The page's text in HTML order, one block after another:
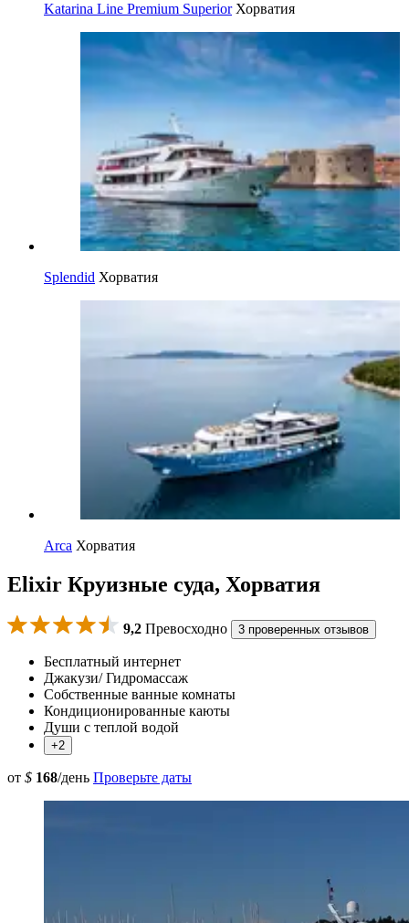
Katarina Line Premium Superior Хорватия
Splendid Хорватия
Arca Хорватия
Elixir Круизные суда, Хорватия
9,2 Превосходно 3 проверенных отзывов
Бесплатный интернет
Джакузи/ Гидромассаж
Собственные ванные комнаты
Кондиционированные каюты
Души с теплой водой
+2
от $ 168/день Проверьте даты